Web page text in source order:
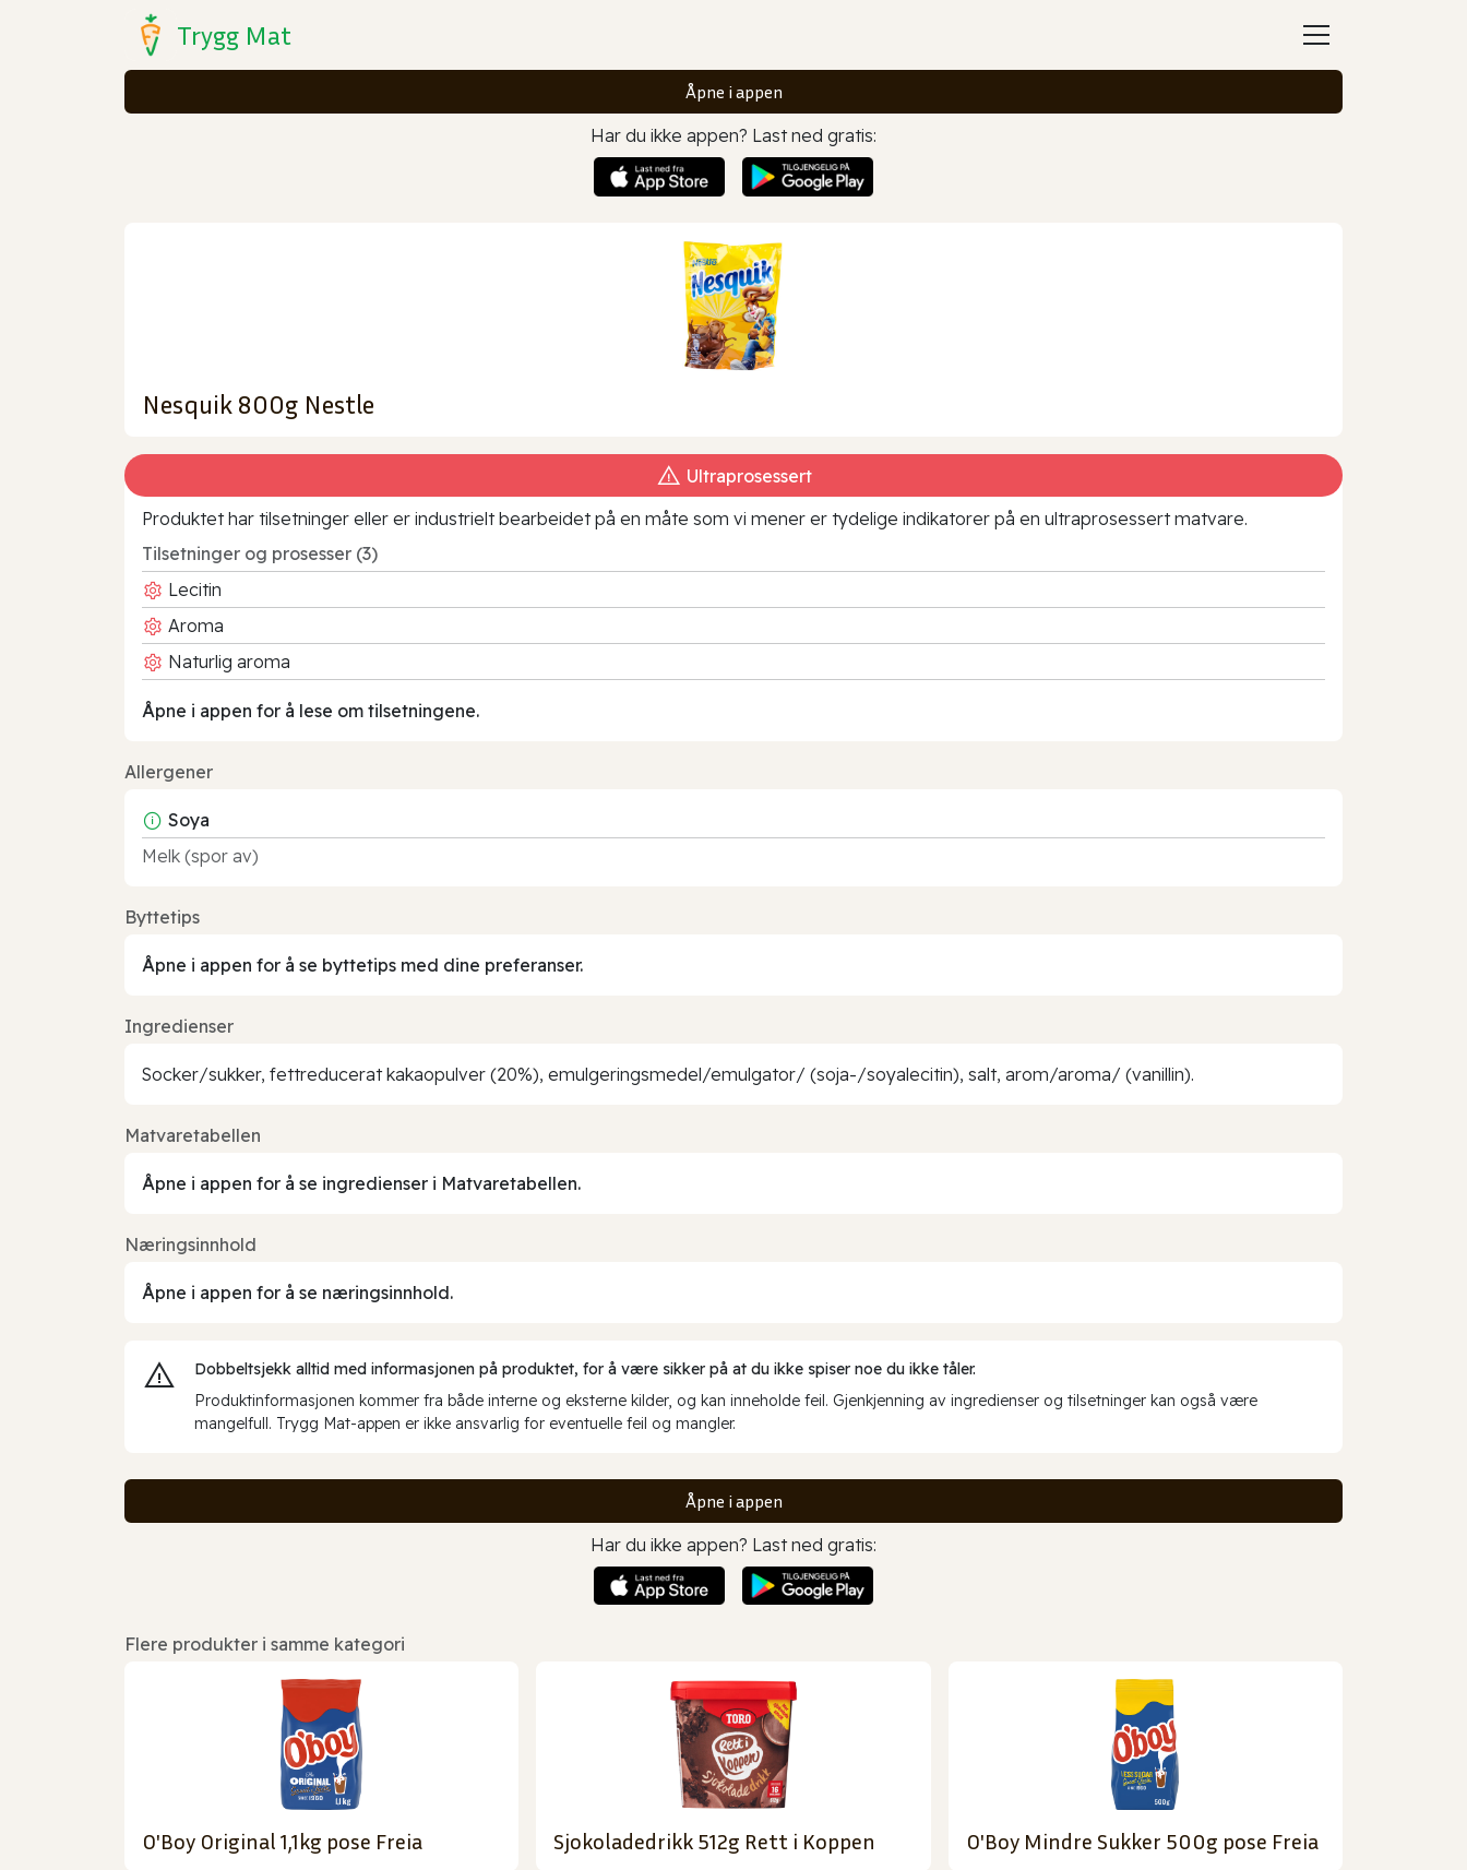
Trygg Mat
Åpne i appen
Har du ikke appen? Last ned gratis:
Nesquik 800g Nestle
Ultraprosessert
Produktet har tilsetninger eller er industrielt bearbeidet på en måte som vi mener er tydelige indikatorer på en ultraprosessert matvare.
Tilsetninger og prosesser (3)
Lecitin
Aroma
Naturlig aroma
Åpne i appen for å lese om tilsetningene.
Allergener
Soya
Melk (spor av)
Byttetips
Åpne i appen for å se byttetips med dine preferanser.
Ingredienser
Socker/sukker, fettreducerat kakaopulver (20%), emulgeringsmedel/emulgator/ (soja-/soyalecitin), salt, arom/aroma/ (vanillin).
Matvaretabellen
Åpne i appen for å se ingredienser i Matvaretabellen.
Næringsinnhold
Åpne i appen for å se næringsinnhold.
Dobbeltsjekk alltid med informasjonen på produktet, for å være sikker på at du ikke spiser noe du ikke tåler.
Produktinformasjonen kommer fra både interne og eksterne kilder, og kan inneholde feil. Gjenkjenning av ingredienser og tilsetninger kan også være
mangelfull. Trygg Mat-appen er ikke ansvarlig for eventuelle feil og mangler.
Åpne i appen
Har du ikke appen? Last ned gratis:
Flere produkter i samme kategori
O'Boy Original 1,1kg pose Freia Sjokoladedrikk 512g Rett i Koppen O'Boy Mindre Sukker 500g pose Freia